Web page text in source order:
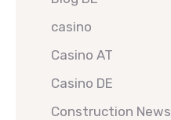
casino
Casino AT
Casino DE
Construction News